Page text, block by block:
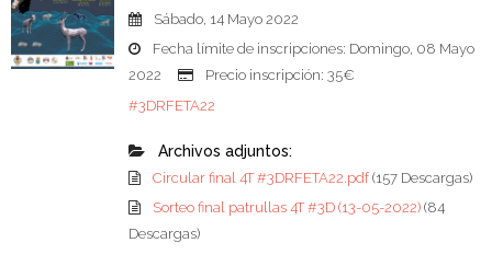
Sábado, 14 Mayo 2022
Fecha límite de inscripciones: Domingo, 08 Mayo
2022
Precio inscripción: 35€
#3DRFETA22
Archivos adjuntos:
Circular final 4T #3DRFETA22.pdf(157 Descargas)
Sorteo final patrullas 4T #3D (13-05-2022) (84
Descargas)